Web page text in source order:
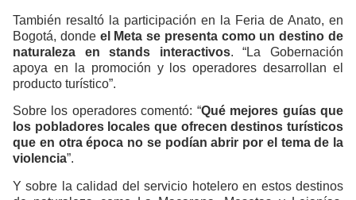
También resaltó la participación en la Feria de Anato, en
Bogotá, donde el Meta se presenta como un destino de
naturaleza en stands interactivos. “La Gobernación
apoya en la promoción y los operadores desarrollan el
producto turístico”.
Sobre los operadores comentó: “Qué mejores guías que
los pobladores locales que ofrecen destinos turísticos
que en otra época no se podían abrir por el tema de la
violencia”.
Y sobre la calidad del servicio hotelero en estos destinos